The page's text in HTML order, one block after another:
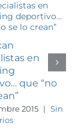
en
que “no
2015 | Sin